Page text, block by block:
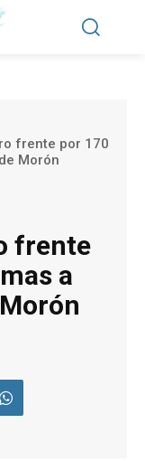
frente por 170
Morón
frente
a